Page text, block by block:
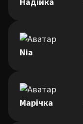
Nia
Марічка